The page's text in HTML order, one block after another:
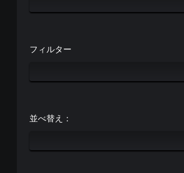
フィルター
並べ替え：